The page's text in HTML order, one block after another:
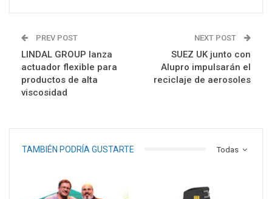
PREV POST
LINDAL GROUP lanza
actuador flexible para
productos de alta
viscosidad
NEXT POST
SUEZ UK junto con
Alupro impulsarán el
reciclaje de aerosoles
Todas
TAMBIÉN PODRÍA GUSTARTE